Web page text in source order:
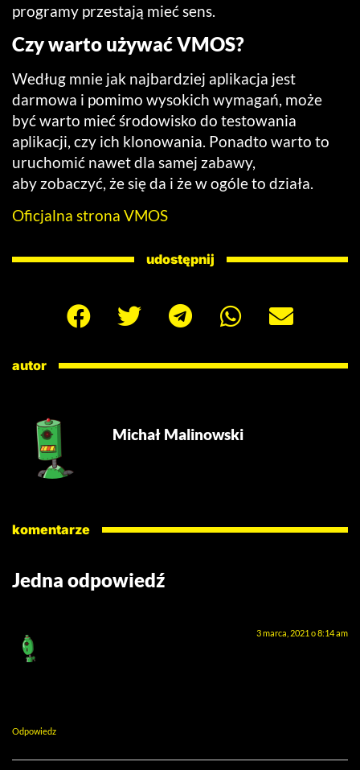
programy przestają mieć sens.
Czy warto używać VMOS?
Według mnie jak najbardziej aplikacja jest
darmowa i pomimo wysokich wymagań, może
być warto mieć środowisko do testowania
aplikacji, czy ich klonowania. Ponadto warto to
uruchomić nawet dla samej zabawy,
aby zobaczyć, że się da i że w ogóle to działa.
Oficjalna strona VMOS
udostępnij
autor
Michał Malinowski
komentarze
Jedna odpowiedź
3 marca, 2021 o 8:14 am
Odpowiedz